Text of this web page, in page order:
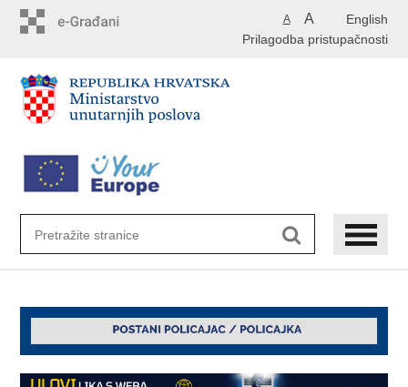
English
A A
Prilagodba pristupačnosti